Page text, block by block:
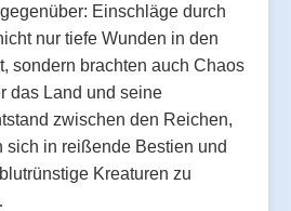
Einschläge durch
nur tiefe Wunden in den
sondern brachten auch Chaos
das Land und seine
zwischen den Reichen,
sich in reißende Bestien und
Kreaturen zu